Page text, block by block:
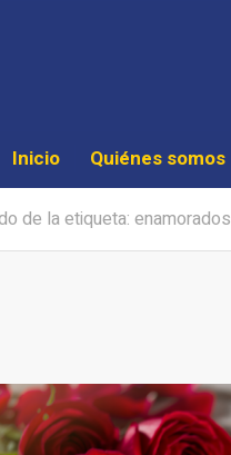
Inicio Quiénes somos
de la etiqueta: enamorados